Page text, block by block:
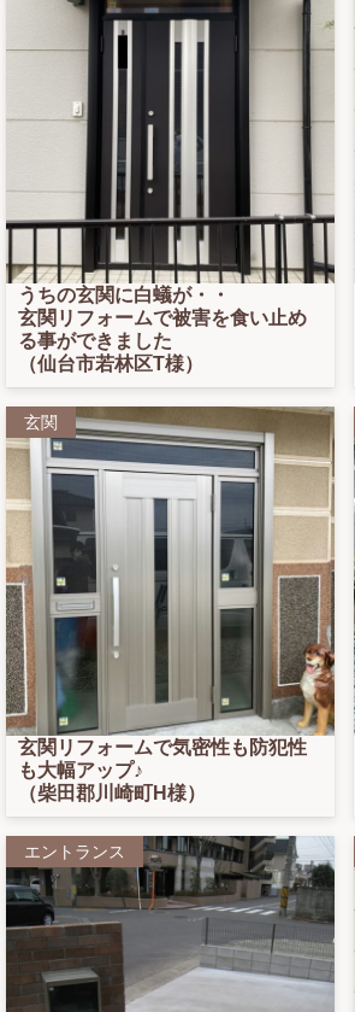
うちの玄関に白蟻が・・
玄関リフォームで被害を食い止め
る事ができました
（仙台市若林区T様）
玄関
玄関リフォームで気密性も防犯性
も大幅アップ♪
（柴田郡川崎町H様）
エントランス